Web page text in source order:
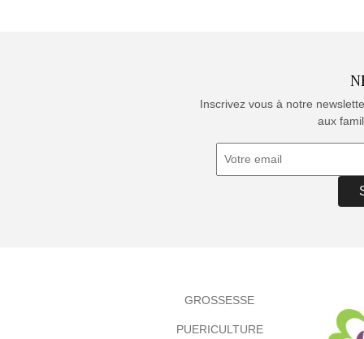
Inscrivez vous à notre
aux
GROSSESSE
PUERICULTURE